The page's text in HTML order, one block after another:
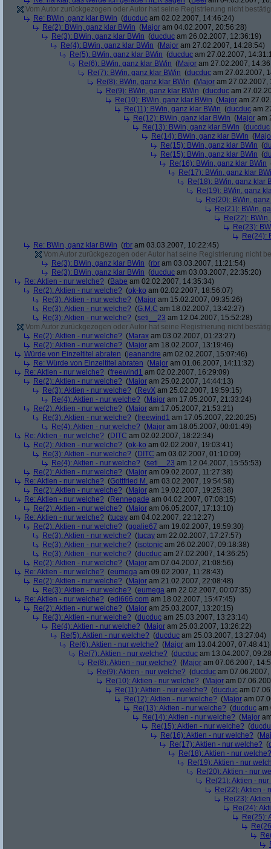
Vom Autor zurückgezogen oder Autor hat seine Registrierung nicht
Re: BWin, ganz klar BWin (ducduc am 02.02.2007, 14:46:24)
Re(2): BWin, ganz klar BWin (Major am 04.02.2007, 20:56:28)
Re(3): BWin, ganz klar BWin (ducduc am 26.02.2007, 12:36:19)
Re(4): BWin, ganz klar BWin (Major am 27.02.2007, 14:28:54)
Re(5): BWin, ganz klar BWin (ducduc am 27.02.2007,
Re(6): BWin, ganz klar BWin (Major am 27.02.2007,
Re(7): BWin, ganz klar BWin (ducduc am 27.02.2007,
Re(8): BWin, ganz klar BWin (Major am 27.02.2007,
Re(9): BWin, ganz klar BWin (ducduc am
Re(10): BWin, ganz klar BWin (Major am
Re(11): BWin, ganz klar BWin (ducduc am
Re(12): BWin, ganz klar BWin (Major am
Re(13): BWin, ganz klar BWin (ducduc
Re(14): BWin, ganz klar BWin (
Re(15): BWin, ganz klar BWin (
Re(15): BWin, ganz klar BWin (
Re(16): BWin, ganz klar BWin
Re(17): BWin, ganz klar
Re(18): BWin, ganz klar
Re(19): BWin, ganz
Re(20): BWin,
Re(21): BWin,
Re(22):
Re(23):
Re(24):
Re: BWin, ganz klar BWin (rbr am 03.03.2007, 10:22:45)
Vom Autor zurückgezogen oder Autor hat seine Registrierung nicht
Re(3): BWin, ganz klar BWin (rbr am 03.03.2007, 11:21:54)
Re(3): BWin, ganz klar BWin (ducduc am 03.03.2007, 22:35:20)
Re: Aktien - nur welche? (Babe am 02.02.2007, 14:35:34)
Re(2): Aktien - nur welche? (ok-ko am 02.02.2007, 18:56:07)
Re(3): Aktien - nur welche? (Major am 15.02.2007, 09:35:26)
Re(3): Aktien - nur welche? (G.M.C am 18.02.2007, 13:42:27)
Re(3): Aktien - nur welche? (seti__23 am 12.04.2007, 15:52:28)
Vom Autor zurückgezogen oder Autor hat seine Registrierung nicht
Re(2): Aktien - nur welche? (Marax am 03.02.2007, 01:23:27)
Re(2): Aktien - nur welche? (Major am 18.02.2007, 13:19:46)
Würde von Einzeltitel abraten (jeanandre am 02.02.2007, 15:07:46)
Re: Würde von Einzeltitel abraten (Major am 01.06.2007, 14:11:32)
Re: Aktien - nur welche? (freewind1 am 02.02.2007, 16:29:09)
Re(2): Aktien - nur welche? (Major am 25.02.2007, 14:44:13)
Re(3): Aktien - nur welche? (RevX am 25.02.2007, 19:59:15)
Re(4): Aktien - nur welche? (Major am 17.05.2007, 21:33:24)
Re(2): Aktien - nur welche? (Major am 17.05.2007, 21:53:21)
Re(3): Aktien - nur welche? (freewind1 am 17.05.2007, 22:20:25)
Re(4): Aktien - nur welche? (Major am 18.05.2007, 00:01:49)
Re: Aktien - nur welche? (DITC am 02.02.2007, 18:22:34)
Re(2): Aktien - nur welche? (ok-ko am 02.02.2007, 19:03:41)
Re(3): Aktien - nur welche? (DITC am 03.02.2007, 01:10:09)
Re(4): Aktien - nur welche? (seti__23 am 12.04.2007, 15:55:53)
Re(2): Aktien - nur welche? (Major am 09.02.2007, 11:27:38)
Re: Aktien - nur welche? (Gottfried M. am 03.02.2007, 19:54:58)
Re(2): Aktien - nur welche? (Major am 19.02.2007, 19:25:38)
Re: Aktien - nur welche? (Rennegade am 04.02.2007, 07:08:15)
Re(2): Aktien - nur welche? (Major am 06.05.2007, 17:13:10)
Re: Aktien - nur welche? (tucay am 04.02.2007, 22:12:27)
Re(2): Aktien - nur welche? (goalie67 am 19.02.2007, 19:59:30)
Re(3): Aktien - nur welche? (tucay am 22.02.2007, 17:27:57)
Re(3): Aktien - nur welche? (isotonic am 26.02.2007, 09:18:38)
Re(3): Aktien - nur welche? (ducduc am 27.02.2007, 14:36:25)
Re(2): Aktien - nur welche? (Major am 07.04.2007, 21:08:56)
Re: Aktien - nur welche? (eumega am 09.02.2007, 11:28:43)
Re(2): Aktien - nur welche? (Major am 21.02.2007, 22:08:48)
Re(3): Aktien - nur welche? (eumega am 22.02.2007, 00:07:35)
Re: Aktien - nur welche? (edi666.com am 18.02.2007, 15:47:45)
Re(2): Aktien - nur welche? (Major am 25.03.2007, 13:20:15)
Re(3): Aktien - nur welche? (ducduc am 25.03.2007, 13:23:14)
Re(4): Aktien - nur welche? (Major am 25.03.2007, 13:26:22)
Re(5): Aktien - nur welche? (ducduc am 25.03.2007, 13:27:04)
Re(6): Aktien - nur welche? (Major am 13.04.2007, 07:48:41)
Re(7): Aktien - nur welche? (ducduc am 13.04.2007,
Re(8): Aktien - nur welche? (Major am 07.06.2007,
Re(9): Aktien - nur welche? (ducduc am
Re(10): Aktien - nur welche? (Major am
Re(11): Aktien - nur welche? (ducduc am
Re(12): Aktien - nur welche? (Major am
Re(13): Aktien - nur welche? (ducduc am
Re(14): Aktien - nur welche? (Major
Re(15): Aktien - nur welche? (
Re(16): Aktien - nur welche? (
Re(17): Aktien - nur welche? (
Re(18): Aktien - nur welche?
Re(19): Aktien - nur
Re(20): Aktien - nur
Re(21): Aktien -
Re(22): Aktien -
Re(23):
Re(24):
Re(25):